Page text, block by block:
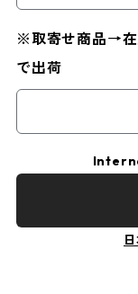
※取寄せ商品→在
で出荷